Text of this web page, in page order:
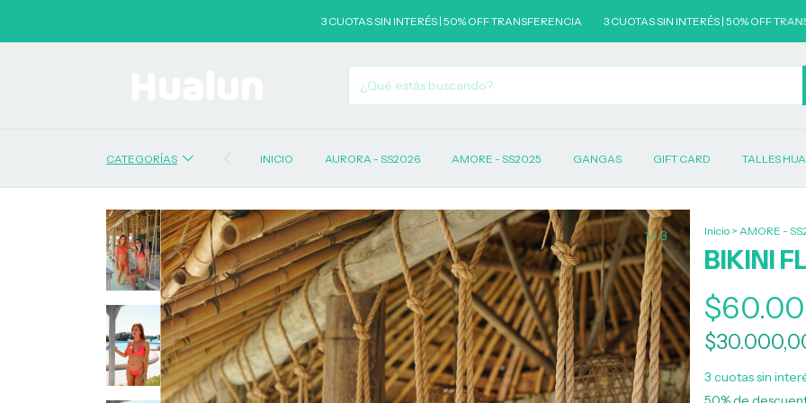
3 CUOTAS SIN INTERÉS | 50% OFF TRANSFERENCIA 3 CUOTAS SIN INTERÉS | 50% OFF
CATEGORÍAS INICIO AURORA - SS2026 AMORE - SS2025 GANGAS GIFT CARD TALLES
1/3 Inicio > AMORE -
BIKINI
3 cuotas sin